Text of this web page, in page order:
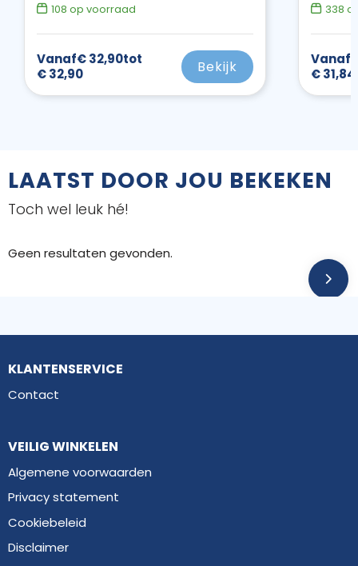
108 op voorraad
Vanaf€ 32,90tot
€ 32,90
Bekijk
338
Vanaf
€ 31,84
LAATST DOOR JOU BEKEKEN
Toch wel leuk hé!
Geen resultaten gevonden.
KLANTENSERVICE
Contact
VEILIG WINKELEN
Algemene voorwaarden
Privacy statement
Cookiebeleid
Disclaimer